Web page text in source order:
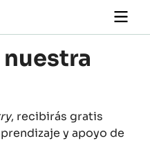
main
, recibirás gratis
y apoyo de